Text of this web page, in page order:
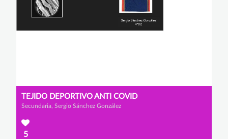
TEJIDO DEPORTIVO ANTI COVID
Secundaria, Sergio Sánchez González
5